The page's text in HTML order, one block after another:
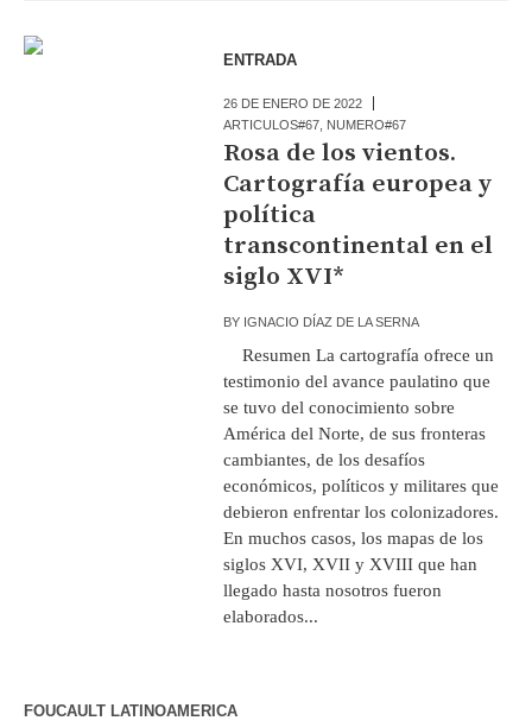
ENTRADA
26 DE ENERO DE 2022
ARTICULOS#67 NUMERO#67
Rosa de los vientos.
Cartografía europea y
política
transcontinental en el
siglo XVI*
BY IGNACIO DÍAZ DE LA SERNA
Resumen La cartografía ofrece un
testimonio del avance paulatino que
se tuvo del conocimiento sobre
América del Norte, de sus fronteras
cambiantes, de los desafíos
económicos, políticos y militares que
debieron enfrentar los colonizadores.
En muchos casos, los mapas de los
siglos XVI, XVII y XVIII que han
llegado hasta nosotros fueron
elaborados...
FOUCAULT LATINOAMERICA